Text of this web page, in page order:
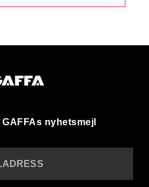
nyhetsmejl